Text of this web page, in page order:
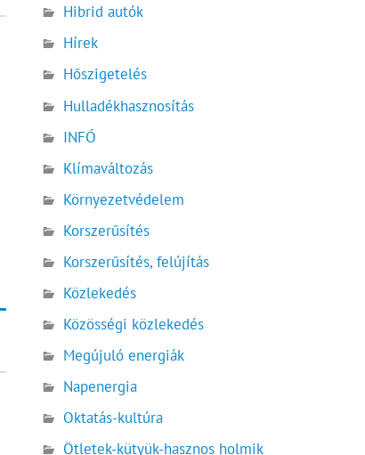
Hibrid autók
Hírek
Hőszigetelés
Hulladékhasznosítás
INFÓ
Klímaváltozás
Környezetvédelem
Korszerűsítés
Korszerűsítés, felújítás
Közlekedés
Közösségi közlekedés
Megújuló energiák
Napenergia
Oktatás-kultúra
Ötletek-kütyük-hasznos holmik